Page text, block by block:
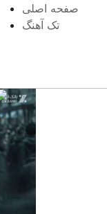
صفحه اصلی
تک آهنگ